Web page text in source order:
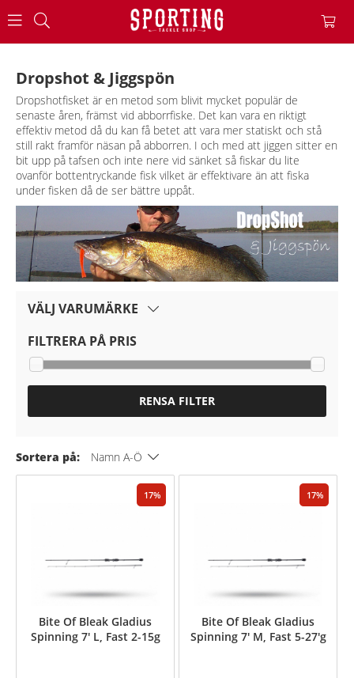
VÄLJ VARUMÄRKE
FILTRERA PÅ PRIS
RENSA FILTER
Dropshot & Jiggspön
Dropshotfisket är en metod som blivit mycket populär de
senaste åren, främst vid abborrfiske. Det kan vara en riktigt
effektiv metod då du kan få betet att vara mer statiskt och stå
still rakt framför näsan på abborren. I och med att jiggen sitter en
bit upp på tafsen och inte nere vid sänket så fiskar du lite
ovanför bottentryckande fisk vilket är effektivare än att fiska
under fisken då de ser bättre uppåt.
Sortera på: Namn A-Ö
17
Bite Of Bleak Gladius
Spinning 7' L, Fast 2-15g
17
Bite Of Bleak Gladius
Spinning 7' M, Fast 5-27'g